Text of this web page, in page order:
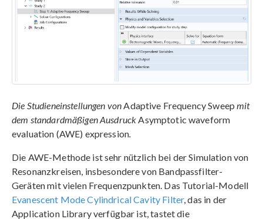
Die Studieneinstellungen von Adaptive Frequency Sweep mit
dem standardmäßigen Ausdruck Asymptotic waveform
evaluation (AWE) expression
Die AWE-Methode ist sehr nützlich bei der Simulation von
Resonanzkreisen, insbesondere von Bandpassfilter-
Geräten mit vielen Frequenzpunkten. Das Tutorial-Modell
Evanescent Mode Cylindrical Cavity Filter, das in der
Application Library verfügbar ist, tastet die